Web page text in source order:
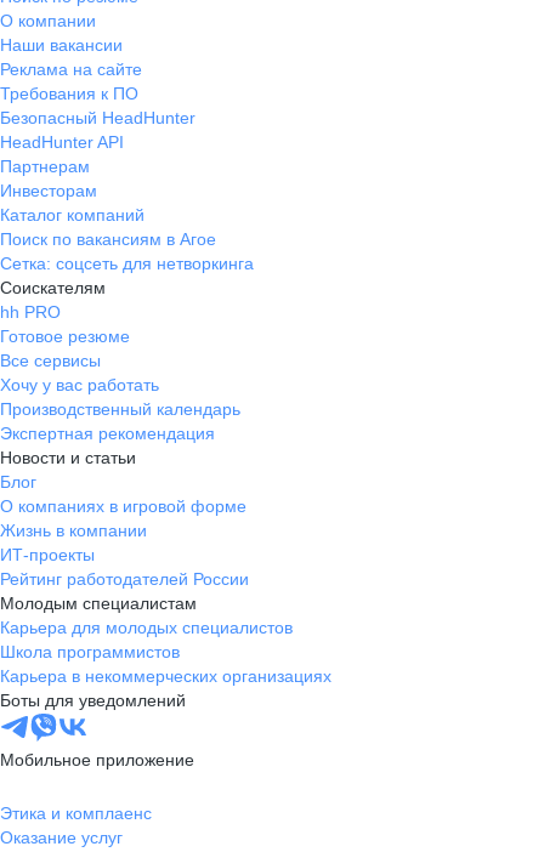
О компании
Наши вакансии
Реклама на сайте
Требования к ПО
Безопасный HeadHunter
HeadHunter API
Партнерам
Инвесторам
Каталог компаний
Поиск по вакансиям в Агое
Сетка: соцсеть для нетворкинга
Соискателям
hh PRO
Готовое резюме
Все сервисы
Хочу у вас работать
Производственный календарь
Экспертная рекомендация
Новости и статьи
Блог
О компаниях в игровой форме
Жизнь в компании
ИТ-проекты
Рейтинг работодателей России
Молодым специалистам
Карьера для молодых специалистов
Школа программистов
Карьера в некоммерческих организациях
Боты для уведомлений
Мобильное приложение
Этика и комплаенс
Оказание услуг